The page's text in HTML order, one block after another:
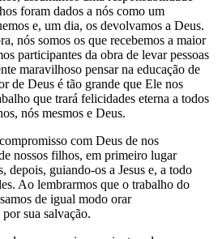
foram dados a nós como um
e, um dia, os devolvamos a Deus.
nós somos os que recebemos a maior
participantes da obra de levar pessoas
maravilhoso pensar na educação de
de Deus é tão grande que Ele nos
que trará felicidades eterna a todos
nós mesmos e Deus.
com Deus de nos
nossos filhos, em primeiro lugar
depois, guiando-os a Jesus e, a todo
Ao lembrarmos que o trabalho do
de igual modo orar
sua salvação.